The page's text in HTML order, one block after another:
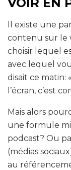
Il existe une
contenu sur le
choisir lequel
avec lequel
disait ce matin:
l’écran, c’est
Mais alors
une formule
podcast? Ou
(médias
au